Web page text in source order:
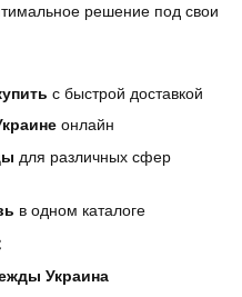
решение под свои
с быстрой доставкой
онлайн
для различных сфер
в одном каталоге
Украина